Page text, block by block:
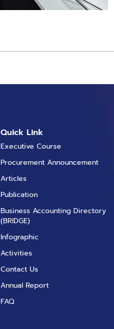
Quick Link
Executive Course
Procurement Announcement
Articles
Publication
Business Accounting Directory
(BRIDGE)
Infographic
Activities
Contact Us
Annual Report
FAQ